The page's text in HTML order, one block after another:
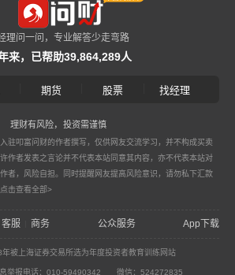
理问一问，专业解答少走弯路
来，已帮助39,864,289人
期货 股票 找经理
理财有风险，投资需谨慎
驻叩富问财的作者撰写，仅供网友交流学习，并不构成买卖
作者发表之言论并不代表本站同意其内容，亦不代表本站对
者，风险自担。同时提醒网友提高风险意识，请勿私下汇款
点击查看全部>
客服 商务 公众服务 App下载
年被上海证券交易所选为年度投资者教育训练网站
举报电话：010-59490342 微信：524272835